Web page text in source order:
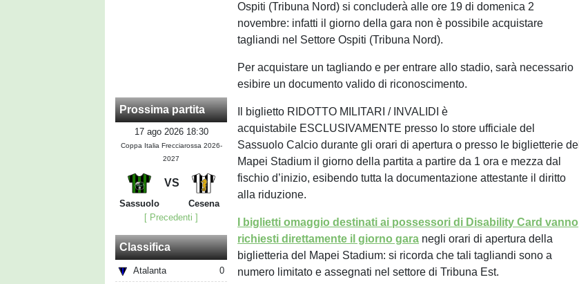
Prossima partita
17 ago 2026 18:30
Coppa Italia Frecciarossa 2026-
2027
VS
Sassuolo
Cesena
[ Precedenti ]
Classifica
Atalanta
0
Ospiti (Tribuna Nord) si concluderà alle ore 19 di domenica 2
novembre: infatti il giorno della gara non è possibile acquistare
tagliandi nel Settore Ospiti (Tribuna Nord).
Per acquistare un tagliando e per entrare allo stadio, sarà necessario
esibire un documento valido di riconoscimento.
Il biglietto RIDOTTO MILITARI / INVALIDI è
acquistabile ESCLUSIVAMENTE presso lo store ufficiale del
Sassuolo Calcio durante gli orari di apertura o presso le biglietterie del
Mapei Stadium il giorno della partita a partire da 1 ora e mezza dal
fischio d’inizio, esibendo tutta la documentazione attestante il diritto
alla riduzione.
I biglietti omaggio destinati ai possessori di Disability Card vanno
richiesti direttamente il giorno gara negli orari di apertura della
biglietteria del Mapei Stadium: si ricorda che tali tagliandi sono a
numero limitato e assegnati nel settore di Tribuna Est.